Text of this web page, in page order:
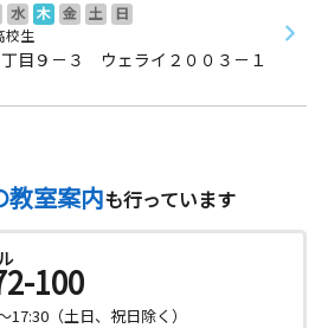
水 木 金 土
日
校生
目９－３ ウェライ２００３－１
教室案内も行っています
100
17:30（土日、祝日除く）